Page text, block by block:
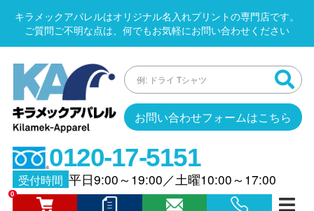
キラメックアパレルはオリジナル名入れプリントの専門店です。
ご質問ご不明な点は、何でもお気軽にお問い合わせください
お問い合わせフォームはこちら
0120-17-5151
受付時間 平日9:00～19:00／土曜10:00～17:00
0